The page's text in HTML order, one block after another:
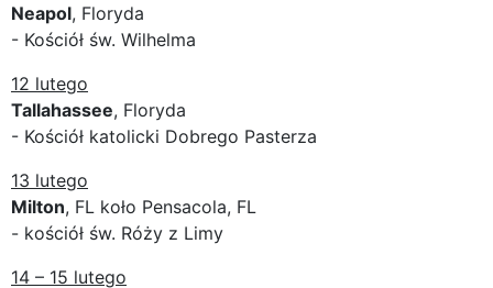
Neapol, Floryda
- Kościół św. Wilhelma
12 lutego
Tallahassee, Floryda
- Kościół katolicki Dobrego Pasterza
13 lutego
Milton, FL koło Pensacola, FL
- kościół św. Róży z Limy
14 – 15 lutego